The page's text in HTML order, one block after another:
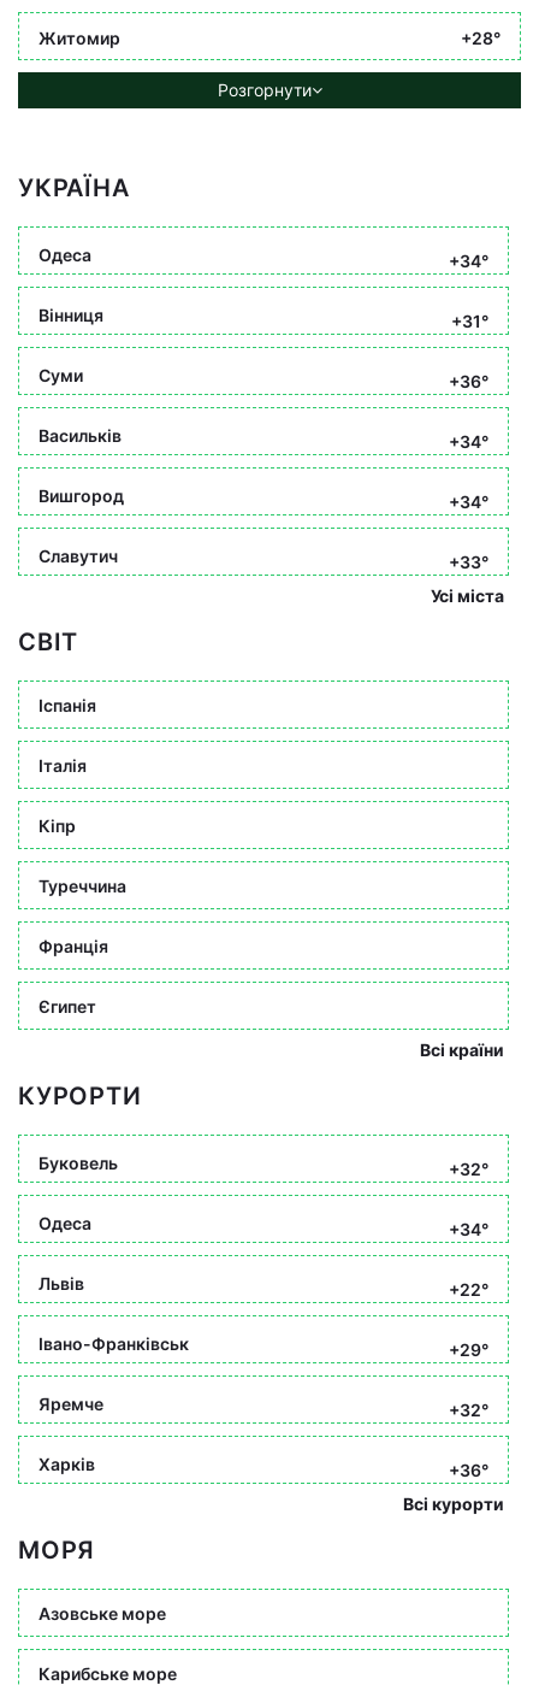
Житомир +28°
Розгорнути
УКРАЇНА
Одеса +34°
Вінниця +31°
Суми +36°
Васильків +34°
Вишгород +34°
Славутич
+33°
Усі міста
СВІТ
Іспанія
Італія
Кіпр
Туреччина
Франція
Єгипет
Всі країни
КУРОРТИ
Буковель +32°
Одеса +34°
Львів +22°
Івано-Франківськ +29°
Яремче +32°
Харків
+36°
Всі курорти
МОРЯ
Азовське море
Карибське море